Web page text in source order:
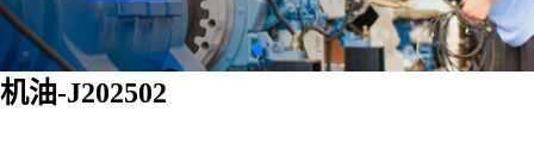
机油-J202502